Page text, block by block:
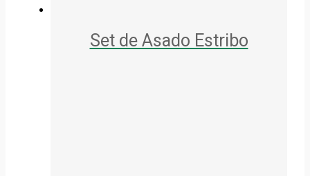
Set de Asado Estribo